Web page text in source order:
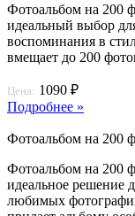
Фотоальбом на 200
идеальный выбор
воспоминания в
вмещает до 200
Цена: 1090 ₽
Подробнее »
Фотоальбом на 200
Фотоальбом на 200
идеальное решение
любимых